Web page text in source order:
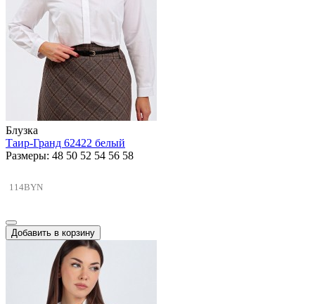
Блузка
Таир-Гранд 62422 белый
Размеры: 48 50 52 54 56 58
114BYN
Добавить в корзину